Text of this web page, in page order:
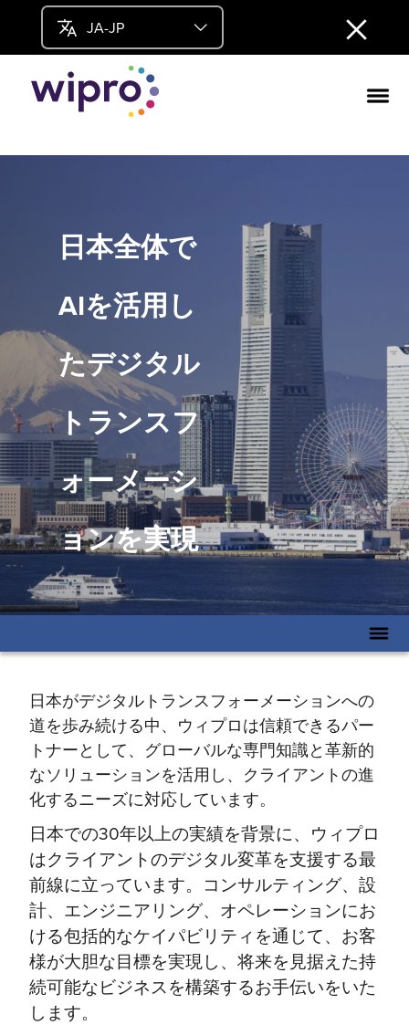
JA-JP
日本全体で
AIを活用し
たデジタル
トランスフ
ォーメーシ
ョンを実現
日本がデジタルトランスフォーメーションへの
道を歩み続ける中、ウィプロは信頼できるパー
トナーとして、グローバルな専門知識と革新的
なソリューションを活用し、クライアントの進
化するニーズに対応しています。
日本での30年以上の実績を背景に、ウィプロ
はクライアントのデジタル変革を支援する最
前線に立っています。コンサルティング、設
計、エンジニアリング、オペレーションにお
ける包括的なケイパビリティを通じて、お客
様が大胆な目標を実現し、将来を見据えた持
続可能なビジネスを構築するお手伝いをいた
します。